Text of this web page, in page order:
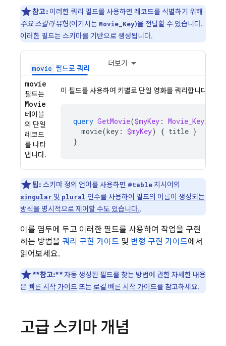
참고:이러한 쿼리 필드를 사용하면 레코드를 식별하기 위해
주요 스칼라유형(여기서는 Movie_Key)을 전달할 수 있습니다.
이러한 필드는 스키마를 기반으로 생성됩니다.
movie 필드로 쿼리
더보기
movie
필드는
Movie
테이블
의 단일
레코드
를 나타
냅니다.
이 필드를 사용하여 키별로 단일 영화를 쿼리합니다.
query GetMovie($myKey : Movie_Key
movie(key : $myKey) { title }
}
팁: 스키마 정의 언어를 사용하면 @table지시어의
singular 및 plural 인수를 사용하여 필드의 이름이 생성되는
방식을 명시적으로 제어할 수도 있습니다..
이를 염두에 두고 이러한 필드를 사용하여 작업을 구현
하는 방법을 쿼리 구현 가이드 및 변형 구현 가이드에서
읽어보세요.
**참고:**자동 생성된 필드를 찾는 방법에 관한 자세한 내용
은 빠른 시작 가이드 또는로컬 빠른 시작 가이드를 참고하세요.
고급 스키마 개념